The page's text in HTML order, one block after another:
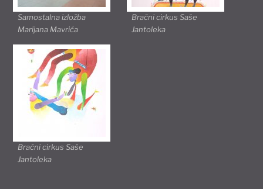
Samostalna izložba
Marijana Mavrića
Bračni cirkus Saše
Jantoleka
Bračni cirkus Saše
Jantoleka